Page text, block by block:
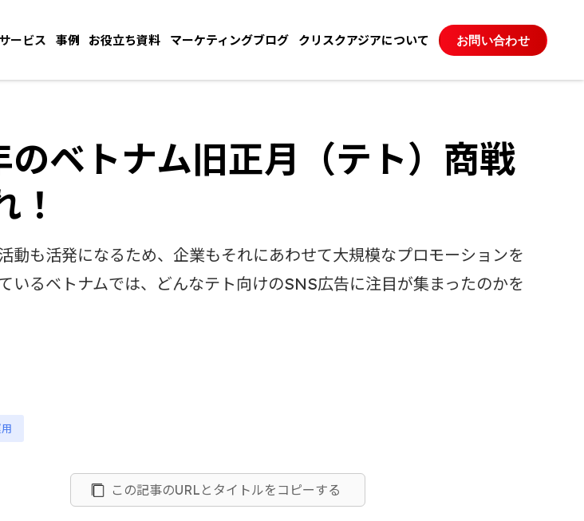
サービス 事例 お役立ち資料 マーケティングブログ クリスクアジアについて お問い合わせ
のベトナム旧正月（テト）商戦
動も活発になるため、企業もそれにあわせて大規模なプロモーションを
るベトナムでは、どんなテト向けのSNS広告に注目が集まったのかを
この記事のURLとタイトルをコピーする